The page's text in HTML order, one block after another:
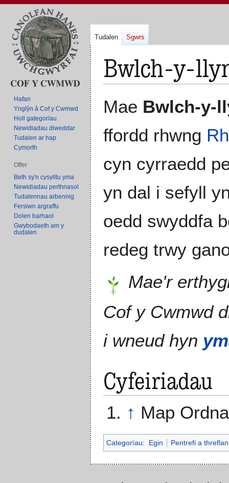
Bwlch-y-
i'r
llywio
i'r
chwilio
Mae Bwlch-y-
ffordd rhwng
cyn cyrraedd
yn dal i sefyll
oedd swyddfa
redeg trwy
Mae'r
Cof y Cwmwd
i wneud hyn
Cyfeiriadau
↑ Map
Categorïau: Egin Pentrefi a
Tudalen Sgwrs
Hafan
Ynglŷn â Cof y Cwmwd
Holl gategorïau
Newidiadau diweddar
Tudalen ar hap
Cymorth
Offer
Beth sy'n cysylltu yma
Newidiadau perthnasol
Tudalennau arbennig
Fersiwn argraffu
Dolen barhaol
Gwybodaeth am y
dudalen